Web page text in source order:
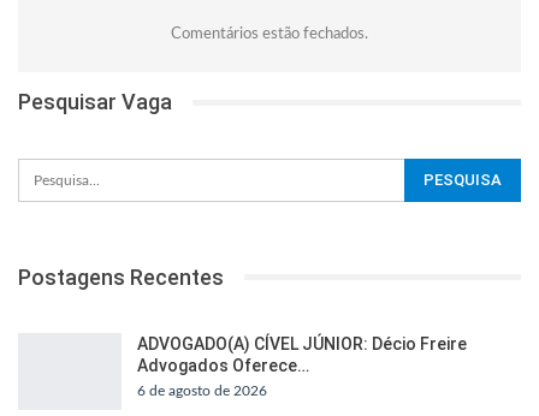
Comentários estão fechados.
Pesquisar Vaga
Postagens Recentes
ADVOGADO(A) CÍVEL JÚNIOR: Décio Freire
Advogados Oferece…
6 de agosto de 2026